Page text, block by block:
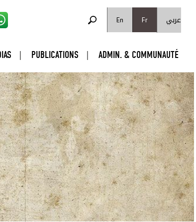
En
Fr عربي FORMULAIRE DE RECHERCHE
PUBLICATIONS ADMIN. & COMMUNAUTÉ